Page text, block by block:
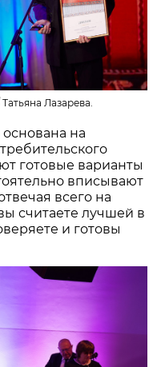
Татьяна Лазарева.
основана на
готовые варианты
вписывают
всего на
считаете лучшей в
и готовы